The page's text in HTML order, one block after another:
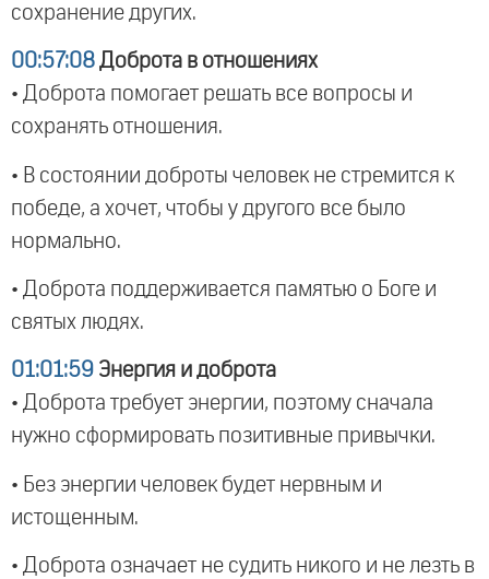
сохранение других.
00:57:08 Доброта в отношениях
• Доброта помогает решать все вопросы и
сохранять отношения.
• В состоянии доброты человек не стремится к
победе, а хочет, чтобы у другого все было
нормально.
• Доброта поддерживается памятью о Боге и
святых людях.
01:01:59 Энергия и доброта
• Доброта требует энергии, поэтому сначала
нужно сформировать позитивные привычки.
• Без энергии человек будет нервным и
истощенным.
• Доброта означает не судить никого и не лезть в